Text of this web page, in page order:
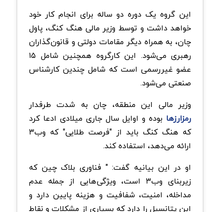
این گروه یک دوره دو ساله برای انجام کار خود
خواهد داشت و توسط وزیر مالی هنگ کنگ، پاول
چان، به همراه دیگر مقامات دولتی و قانون‌گذاران
رهبری می‌شود. این کارگروه همچنین شامل ۱۵
عضو غیررسمی است که شامل چندین کارشناس
صنعتی می‌شود.
وزیر مالی این منطقه، چان به شدت طرفدار
رمزارزها بوده و اوایل سال جاری میلادی ادعا کرد
که هنگ کنگ باید از "فرصت طلایی" که وب۳
ارائه می‌دهد، استفاده کند.
او در این بیانیه گفت: " فناوری بلاک چین که
زیربنای وب۳ است، ویژگی‌هایی از جمله عدم
مداخله، امنیت، شفافیت و هزینه پایین دارد و
این پتانسیل را دارد که بسیاری از مشکلات و نقاط